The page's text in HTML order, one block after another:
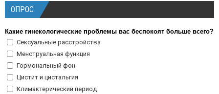
ОПРОС
Какие гинекологические проблемы вас беспокоят больше всего?
Сексуальные расстройства
Менструальная функция
Гормональный фон
Цистит и цистальгия
Климактерический период